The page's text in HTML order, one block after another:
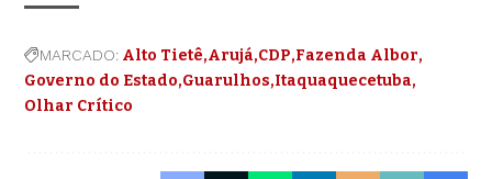
MARCADO: Alto Tietê Arujá CDP Fazenda Albor
Governo do Estado Guarulhos Itaquaquecetuba
Olhar Crítico